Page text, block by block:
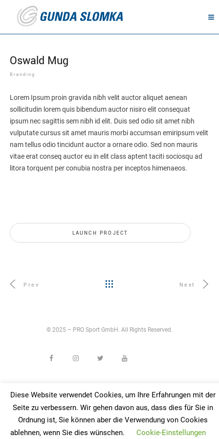
Oswald Mug
Branding
Lorem Ipsum proin gravida nibh velit auctor aliquet aenean
sollicitudin lorem quis bibendum auctor nisiro elit consequat
ipsum nec sagittis sem nibh id elit. Duis sed odio sit amet nibh
vulputate cursus sit amet mauris morbi accumsan emiripsum velit
nam tellus odio tincidunt auctor a ornare odio. Sed non mauris
vitae erat conseq auctor eu in elit class aptent taciti sociosqu ad
litora torquent per conubia nostra per inceptos himenaeos.
LAUNCH PROJECT
Prev Next
© 2025 – PRO Sport GmbH. All Rights Reserved.
IMPRESSUM DATENSCHUTZ AGB
Diese Website verwendet Cookies, um Ihre Erfahrungen mit der
Seite zu verbessern. Wir gehen davon aus, dass dies für Sie in
Ordnung ist, Sie können aber die Verwendung von Cookies
ablehnen, wenn Sie dies wünschen.
Cookie-Einstellungen